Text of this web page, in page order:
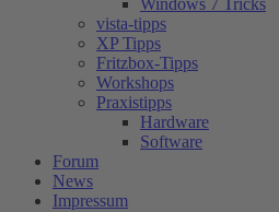
Windows 7 Tricks
vista-tipps
XP Tipps
Fritzbox-Tipps
Workshops
Praxistipps
Hardware
Software
Forum
News
Impressum